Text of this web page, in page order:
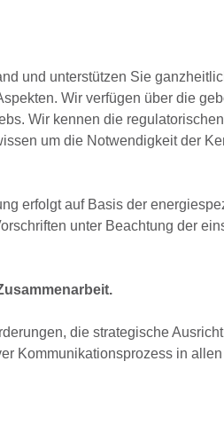
und unterstützen Sie
Wir verfügen über die
Wir kennen die
um die Notwendigkeit der
erfolgt auf Basis der
unter Beachtung der
die strategische
Kommunikationsprozess in